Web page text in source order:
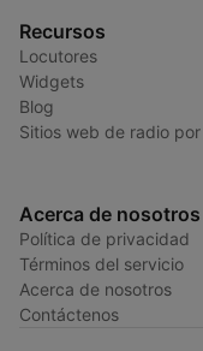
Recursos
Locutores
Widgets
Blog
Sitios web de radio
Acerca de
Política de privacidad
Términos del servicio
Acerca de nosotros
Contáctenos